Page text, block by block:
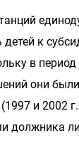
к
в
они были
и 2002
должника